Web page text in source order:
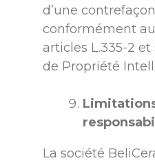
d’une
conformément
articles L.335-2
de Propriété
La société